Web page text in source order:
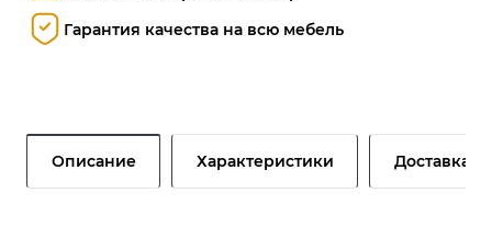
Гарантия качества на всю мебель
Описание Характеристики Доставка и